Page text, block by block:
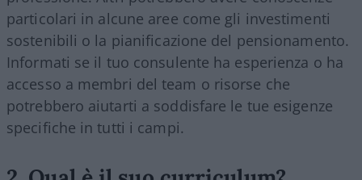
particolari in alcune aree come gli investimenti
sostenibili o la pianificazione del pensionamento.
Informati se il tuo consulente ha esperienza o ha
accesso a membri del team o risorse che
potrebbero aiutarti a soddisfare le tue esigenze
specifiche in tutti i campi.